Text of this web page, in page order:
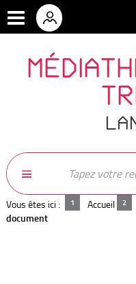
Vous êtes ici : Accueil
document